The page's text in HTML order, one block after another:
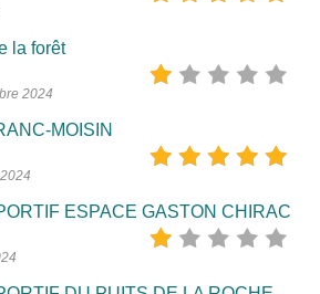
la forêt
2024
MOISIN
ESPACE GASTON CHIRAC